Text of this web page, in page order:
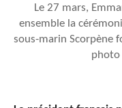
Le 27 mars,
ensemble la
sous-marin Scorpène
photo